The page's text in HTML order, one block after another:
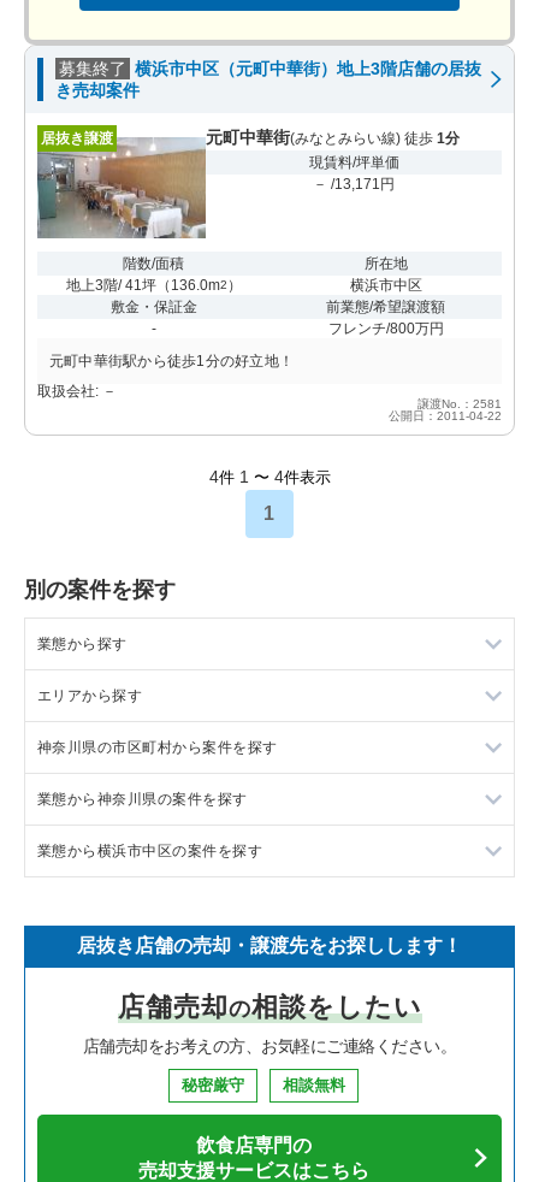
募集終了 横浜市中区（元町中華街）地上3階店舗の居抜
き売却案件
居抜き譲渡 元町中華街(みなとみらい線) 徒歩 1分
現賃料/坪単価
－ /13,171円
階数/面積
地上3階/ 41坪（ 136.0m2 ）
所在地
横浜市中区
敷金・保証金
-
前業態/希望譲渡額
フレンチ/800万円
元町中華街駅から徒歩1分の好立地！
取扱会社: －
譲渡No.：2581
公開日：2011-04-22
4件 1 〜 4件表示
1
別の案件を探す
業態から探す
ラーメンの居抜き売却物件の案件一覧
フランス料理の居抜き売却物件の案件一覧
イタリア料理の居抜き売却物件の案件一覧
中華の居抜き売却物件の案件一覧
寿司の居抜き売却物件の案件一覧
焼肉の居抜き売却物件の案件一覧
鉄板焼き・お好み焼の居抜き売却物件の案件一覧
カフェの居抜き売却物件の案件一覧
エリアから探す
東京23区の飲食店の居抜き売却物件の案件一覧
東京都下の飲食店の居抜き売却物件の案件一覧
千葉県の飲食店の居抜き売却物件の案件一覧
神奈川県の飲食店の居抜き売却物件の案件一覧
大阪府の飲食店の居抜き売却物件の案件一覧
兵庫県の飲食店の居抜き売却物件の案件一覧
愛知県の飲食店の居抜き売却物件の案件一覧
神奈川県の市区町村から案件を探す
大和市の飲食店の居抜き売却物件の案件一覧
鎌倉市の飲食店の居抜き売却物件の案件一覧
川崎市高津区の飲食店の居抜き売却物件の案件一覧
横浜市鶴見区の飲食店の居抜き売却物件の案件一覧
川崎市中原区の飲食店の居抜き売却物件の案件一覧
横浜市南区の飲食店の居抜き売却物件の案件一覧
業態から神奈川県の案件を探す
神奈川県のラーメンの居抜き売却物件の案件一覧
神奈川県のイタリア料理の居抜き売却物件の案件一覧
神奈川県の中華の居抜き売却物件の案件一覧
神奈川県のそば・うどんの居抜き売却物件の案件一覧
神奈川県の焼肉の居抜き売却物件の案件一覧
業態から横浜市中区の案件を探す
横浜市中区のフランス料理の居抜き売却物件の案件一覧
横浜市中区のイタリア料理の居抜き売却物件の案件一覧
横浜市中区の中華の居抜き売却物件の案件一覧
横浜市中区の焼肉の居抜き売却物件の案件一覧
居抜き店舗の売却・譲渡先をお探しします！
店舗売却の相談をしたい
店舗売却をお考えの方、お気軽にご連絡ください。
秘密厳守 相談無料
飲食店専門の
売却支援サービスはこちら